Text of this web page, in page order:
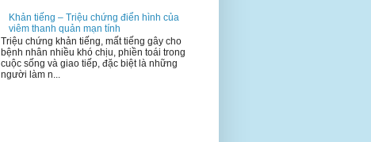
Khản tiếng – Triệu chứng điển hình của
viêm thanh quản mạn tính
Triệu chứng khản tiếng, mất tiếng gây cho
bệnh nhân nhiều khó chịu, phiền toái trong
cuộc sống và giao tiếp, đặc biệt là những
người làm n...